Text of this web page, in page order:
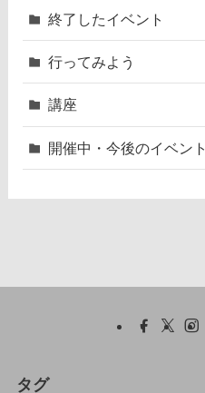
終了したイベント
行ってみよう
講座
開催中・今後のイベント
タグ